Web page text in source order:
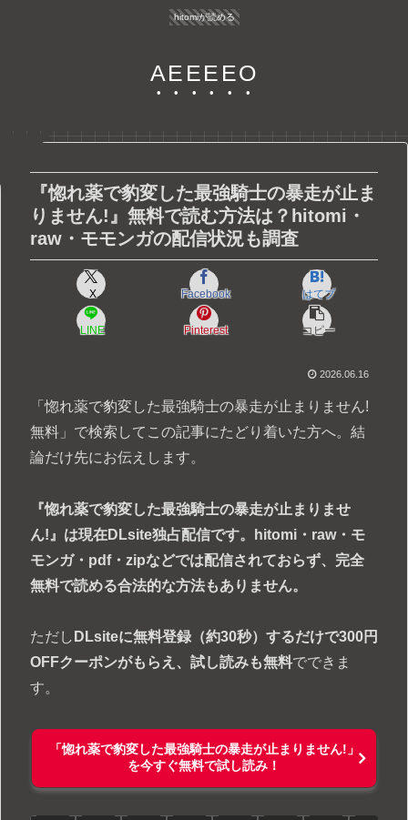
hitomiが読める
AEEEEO
『惚れ薬で豹変した最強騎士の暴走が止ま
りません!』無料で読む方法は？hitomi・
raw・モモンガの配信状況も調査
X Facebook はてブ
LINE Pinterest コピー
2026.06.16
「惚れ薬で豹変した最強騎士の暴走が止まりません!
無料」で検索してこの記事にたどり着いた方へ。結
論だけ先にお伝えします。
『惚れ薬で豹変した最強騎士の暴走が止まりませ
ん!』は現在DLsite独占配信です。hitomi・raw・モ
モンガ・pdf・zipなどでは配信されておらず、完全
無料で読める合法的な方法もありません。
ただし DLsiteに無料登録（約30秒）するだけで300円
OFFクーポンがもらえ、試し読みも無料でできま
す。
「惚れ薬で豹変した最強騎士の暴走が止まりません!」
を今すぐ無料で試し読み！